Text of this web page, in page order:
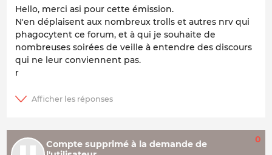
Hello, merci asi pour cette émission.
N'en déplaisent aux nombreux trolls et autres nrv qui
phagocytent ce forum, et à qui je souhaite de
nombreuses soirées de veille à entendre des discours
qui ne leur conviennent pas.
r
Compte supprimé à la demande de
0